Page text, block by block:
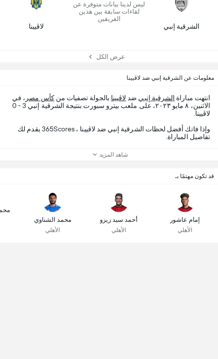
الشرقية إنبي
ليس لدينا بيانات متوفرة عن
لقاءات سابقة بين هذين
الفريقين
لاڤيينا
عرض الكل
معلومات عن الشرقية إنبي ضد لاڤيينا
انتهت مباراة الشرقية إنبي ضد لاڤيينا بالجولة تصفيات منكأس مصر ، في
الاثنين، ٨ مايو ٢٠٢٣، على ملعب بيترو سبورت بنتيجة الشرقية إنبي 3 - 0
لاڤيينا.
وإذا فاتك أفضل لحظات الشرقية إنبي ضد لاڤيينا ، 365Scores يقدم لك
تفاصيل المباراة.
شاهد المزيد
قد تكون مهتمًا بـ
إمام عاشور
الأهلي
أحمد سيد زيزو
الأهلي
محمد الشناوي
الأهلي